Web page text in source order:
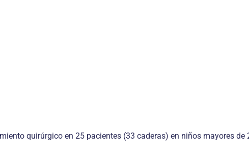
quirúrgico en 25 pacientes (33 caderas) en niños mayores